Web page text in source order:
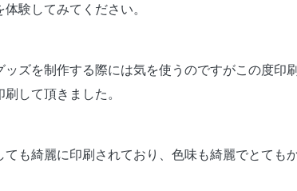
験してみてください。
ズを制作する際には気を使うのですがこの度印
して頂きました。
も綺麗に印刷されており、色味も綺麗でとても